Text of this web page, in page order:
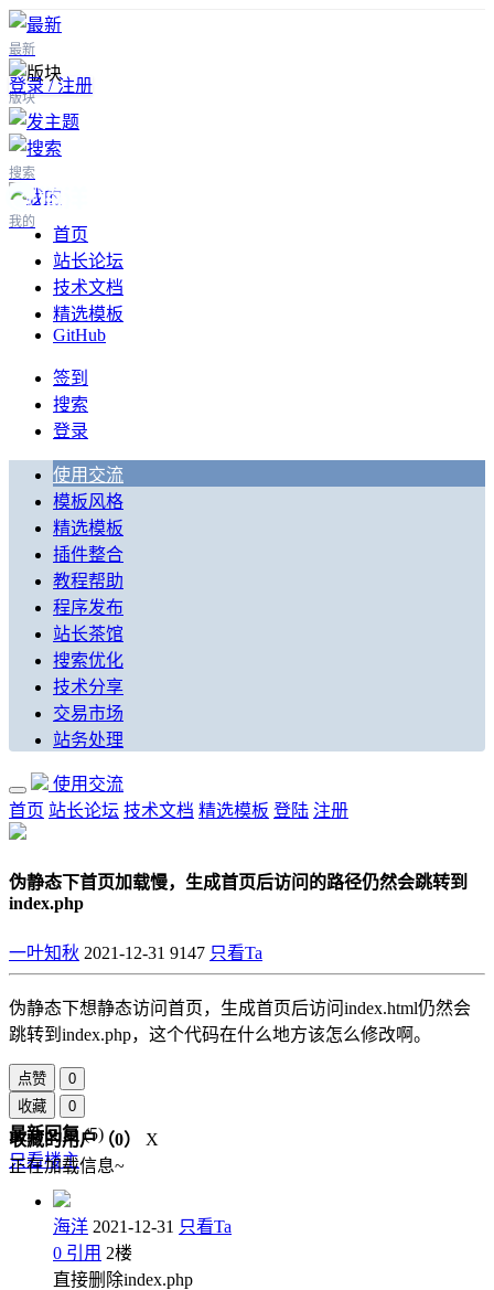
最新
版块
搜索
我的
登录 / 注册
首页
站长论坛
技术文档
精选模板
GitHub
签到
搜索
登录
使用交流
模板风格
精选模板
插件整合
教程帮助
程序发布
站长茶馆
搜索优化
技术分享
交易市场
站务处理
使用交流
首页 站长论坛 技术文档 精选模板 登陆 注册
伪静态下首页加载慢，生成首页后访问的路径仍然会跳转到
index.php
一叶知秋 2021-12-31 9147 只看Ta
伪静态下想静态访问首页，生成首页后访问index.html仍然会
跳转到index.php，这个代码在什么地方该怎么修改啊。
点赞
0
收藏
0
收藏的用户（0）
X
正在加载信息~
最新回复(5)
只看楼主
海洋 2021-12-31 只看Ta
0 引用 2楼
直接删除index.php